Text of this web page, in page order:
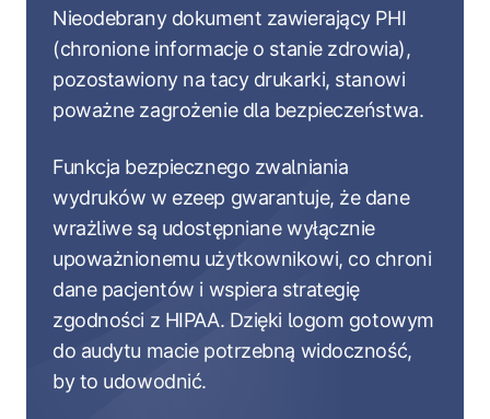
Nieodebrany dokument zawierający PHI
(chronione informacje o stanie zdrowia),
pozostawiony na tacy drukarki, stanowi
poważne zagrożenie dla bezpieczeństwa.
Funkcja bezpiecznego zwalniania
wydruków w ezeep gwarantuje, że dane
wrażliwe są udostępniane wyłącznie
upoważnionemu użytkownikowi, co chroni
dane pacjentów i wspiera strategię
zgodności z HIPAA. Dzięki logom gotowym
do audytu macie potrzebną widoczność,
by to udowodnić.